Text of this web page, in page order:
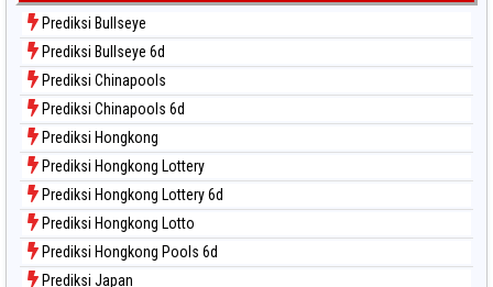
Data Togel Sydney Lotto
Data Togel Sydney Pools 6d
Data Togel Taipei
Data Togel Taiwan
Prediksi Bullseye
Prediksi Bullseye 6d
Prediksi Chinapools
Prediksi Chinapools 6d
Prediksi Hongkong
Prediksi Hongkong Lottery
Prediksi Hongkong Lottery 6d
Prediksi Hongkong Lotto
Prediksi Hongkong Pools 6d
Prediksi Japan